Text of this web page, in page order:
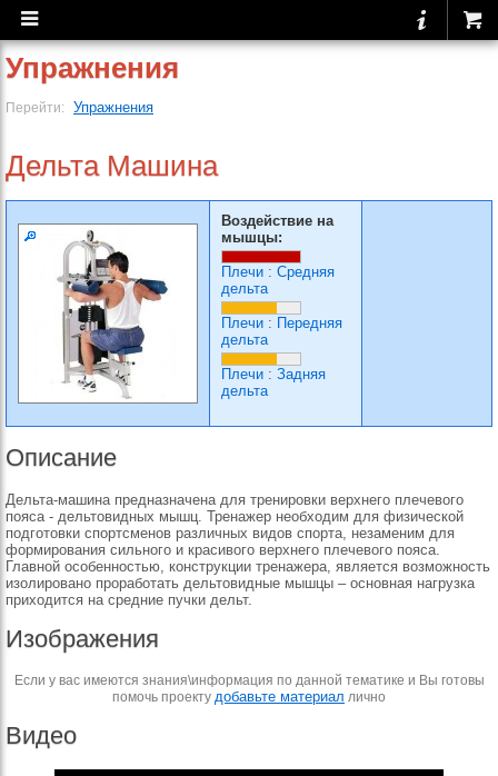
Упражнения
Перейти: Упражнения
Дельта Машина
Воздействие на
мышцы:
Плечи : Средняя
дельта
Плечи : Передняя
дельта
Плечи : Задняя
дельта
Описание
Дельта-машина предназначена для тренировки верхнего плечевого
пояса - дельтовидных мышц. Тренажер необходим для физической
подготовки спортсменов различных видов спорта, незаменим для
формирования сильного и красивого верхнего плечевого пояса.
Главной особенностью, конструкции тренажера, является возможность
изолировано проработать дельтовидные мышцы – основная нагрузка
приходится на средние пучки дельт.
Изображения
Если у вас имеются знания\информация по данной тематике и Вы готовы
помочь проекту добавьте материал лично
Видео